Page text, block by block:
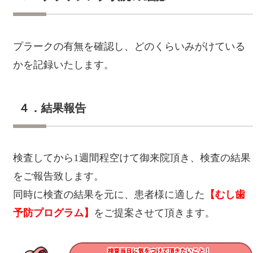
プラークの有無を確認し、どのくらいみがけている
かを記録いたします。
４．結果報告
検査してから1週間程空けて御来院頂き、検査の結果
をご報告致します。
同時に検査の結果を元に、患者様に適した 【むし歯
予防プログラム】
をご提案させて頂きます。